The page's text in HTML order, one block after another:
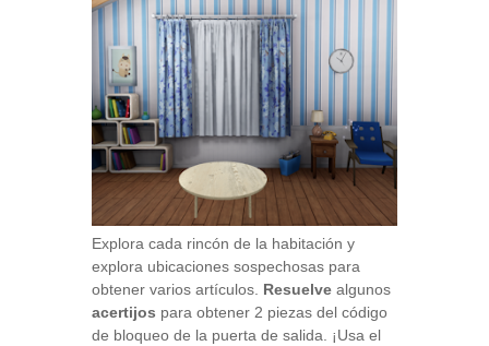
Explora cada rincón de la habitación y
explora ubicaciones sospechosas para
obtener varios artículos. Resuelve algunos
acertijos para obtener 2 piezas del código
de bloqueo de la puerta de salida. ¡Usa el